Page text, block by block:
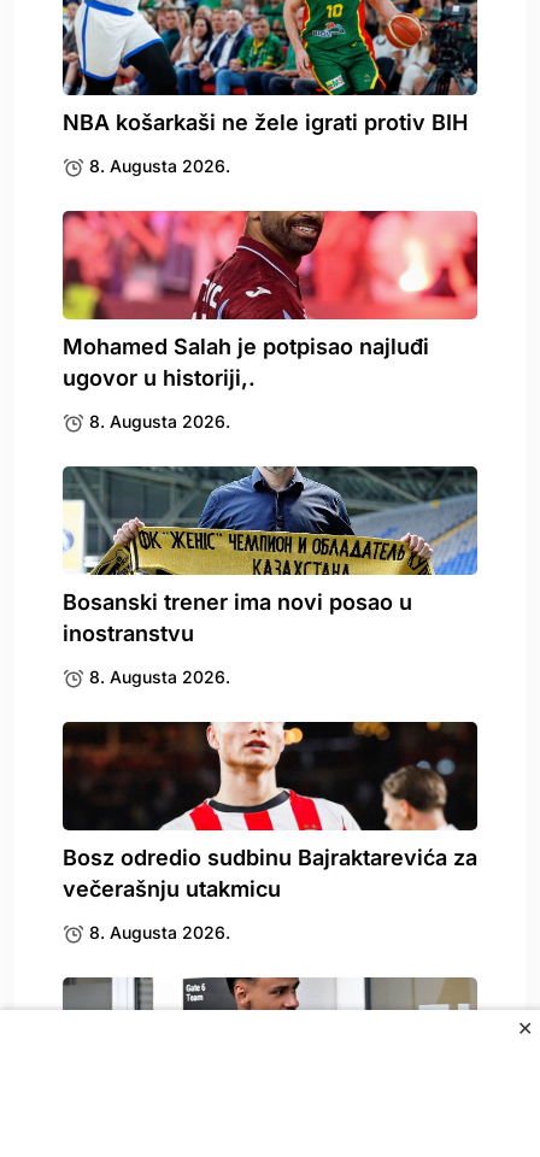
✕
NBA košarkaši ne žele igrati protiv BIH
8. Augusta 2026.
Mohamed Salah je potpisao najluđi
ugovor u historiji,.
8. Augusta 2026.
Bosanski trener ima novi posao u
inostranstvu
8. Augusta 2026.
Bosz odredio sudbinu Bajraktarevića za
večerašnju utakmicu
8. Augusta 2026.